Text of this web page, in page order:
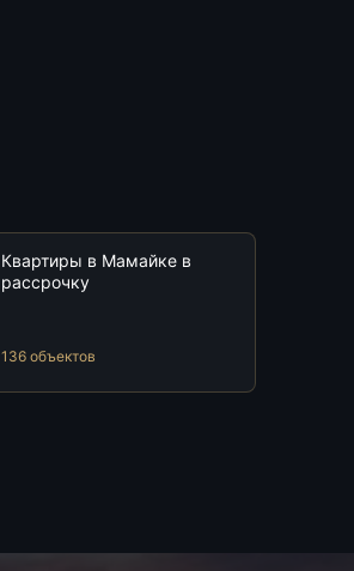
Квартиры в Мамайке в
рассрочку
136 объектов